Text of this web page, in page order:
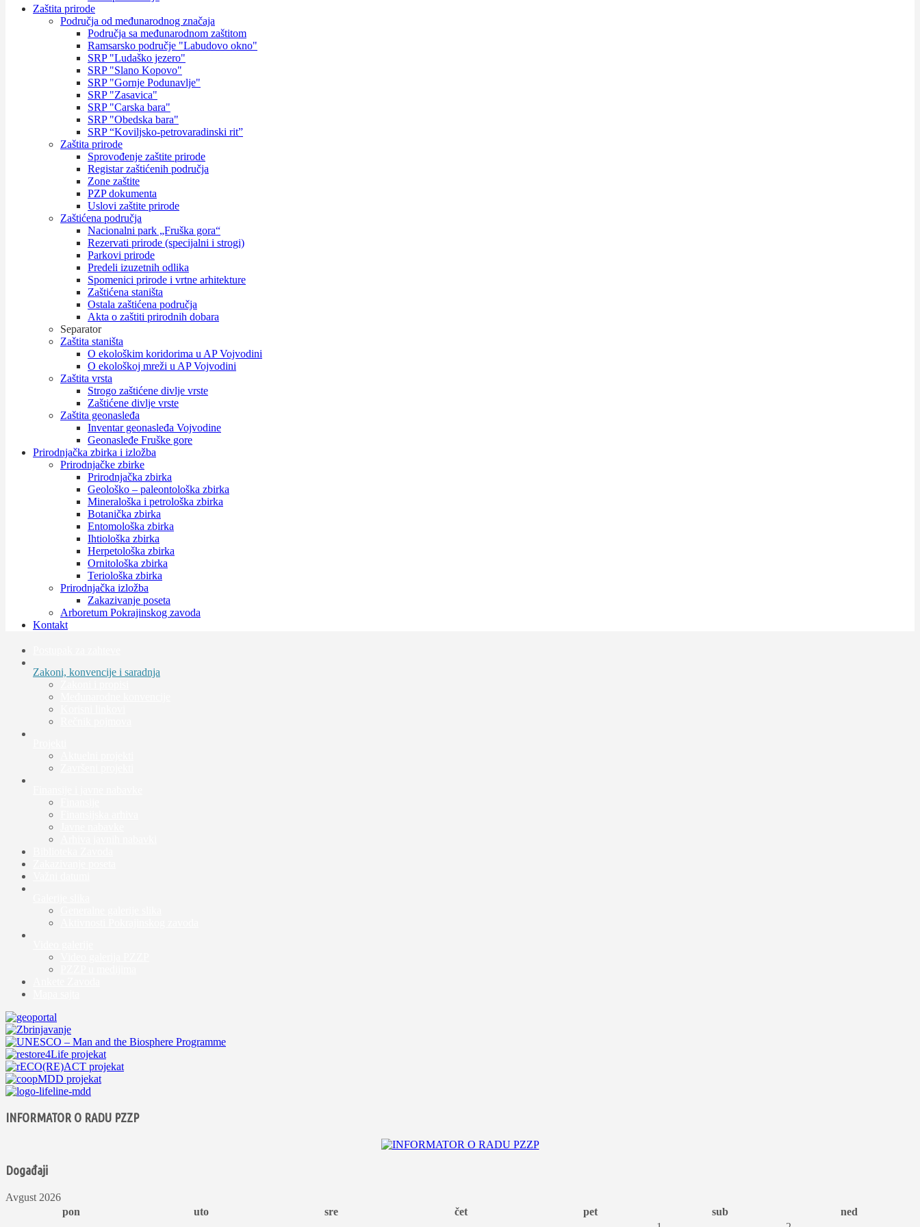
Zaštita prirode
Područja od međunarodnog značaja
Područja sa međunarodnom zaštitom
Ramsarsko područje "Labudovo okno"
SRP "Ludaško jezero"
SRP "Slano Kopovo"
SRP "Gornje Podunavlje"
SRP "Zasavica"
SRP "Carska bara"
SRP "Obedska bara"
SRP “Koviljsko-petrovaradinski rit”
Zaštita prirode
Sprovođenje zaštite prirode
Registar zaštićenih područja
Zone zaštite
PZP dokumenta
Uslovi zaštite prirode
Zaštićena područja
Nacionalni park „Fruška gora“
Rezervati prirode (specijalni i strogi)
Parkovi prirode
Predeli izuzetnih odlika
Spomenici prirode i vrtne arhitekture
Zaštićena staništa
Ostala zaštićena područja
Akta o zaštiti prirodnih dobara
Separator
Zaštita staništa
O ekološkim koridorima u AP Vojvodini
O ekološkoj mreži u AP Vojvodini
Zaštita vrsta
Strogo zaštićene divlje vrste
Zaštićene divlje vrste
Zaštita geonasleđa
Inventar geonasleđa Vojvodine
Geonasleđe Fruške gore
Prirodnjačka zbirka i izložba
Prirodnjačke zbirke
Prirodnjačka zbirka
Geološko – paleontološka zbirka
Mineraloška i petrološka zbirka
Botanička zbirka
Entomološka zbirka
Ihtiološka zbirka
Herpetološka zbirka
Ornitološka zbirka
Teriološka zbirka
Prirodnjačka izložba
Zakazivanje poseta
Arboretum Pokrajinskog zavoda
Kontakt
Zakoni, konvencije i saradnja
INFORMATOR O RADU PZZP
Događaji
Avgust 2026
pon
uto sre čet pet sub
ned